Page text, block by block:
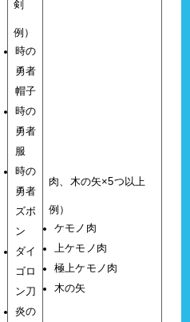
剣
例）
時の
勇者
帽子
時の
勇者
服
時の
勇者
ズボ
ン
ダイ
ゴロ
ン刀
炎の
肉、木の矢×5つ以上
例）
ケモノ肉
上ケモノ肉
極上ケモノ肉
木の矢